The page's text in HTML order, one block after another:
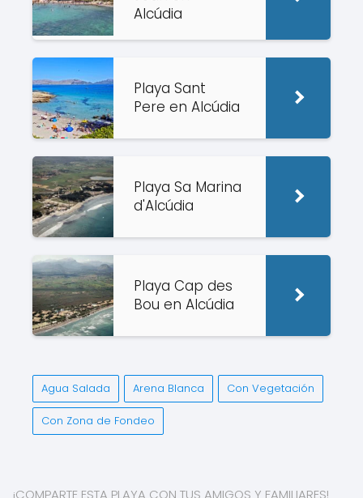
Alcúdia
Playa Sant
Pere en Alcúdia
Playa Sa Marina
d'Alcúdia
Playa Cap des
Bou en Alcúdia
Agua Salada Arena Blanca Con Vegetación
Con Zona de Fondeo
¡COMPARTE ESTA PLAYA CON TUS AMIGOS Y FAMILIARES!